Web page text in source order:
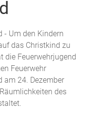
- Um den Kindern
das Christkind zu
die Feuerwehrjugend
Feuerwehr
am 24. Dezember
des